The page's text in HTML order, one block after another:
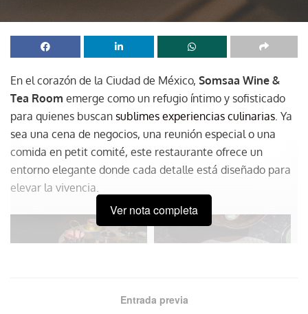
En el corazón de la Ciudad de México, Somsaa Wine &
Tea Room emerge como un refugio íntimo y sofisticado
para quienes buscan sublimes experiencias culinarias. Ya
sea una cena de negocios, una reunión especial o una
comida en petit comité, este restaurante ofrece un
entorno elegante donde cada detalle está diseñado para
elevar la vivencia.
Ver nota completa
Entrada previa